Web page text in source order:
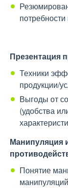
потребности
Презентация
Техники
продукции/
Выгоды от
(удобства
Манипуляция
Понятие